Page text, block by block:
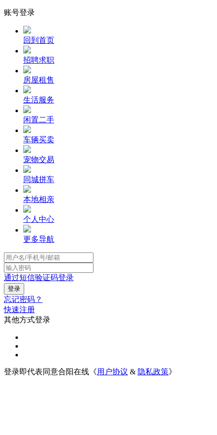
账号登录
回到首页
招聘求职
房屋租售
生活服务
闲置二手
车辆买卖
宠物交易
同城拼车
本地相亲
个人中心
更多导航
通过短信验证码登录
忘记密码？
快速注册
其他方式登录
登录即代表同意合阳在线《用户协议 & 隐私政策》